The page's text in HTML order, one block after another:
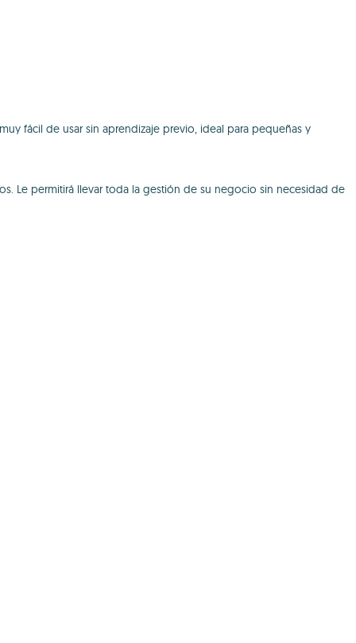
fácil de usar sin aprendizaje previo, ideal para pequeñas y
Le permitirá llevar toda la gestión de su negocio sin necesidad de